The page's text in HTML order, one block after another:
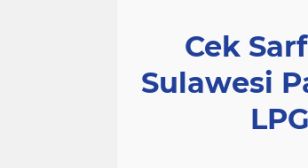
Cek
Sulawesi